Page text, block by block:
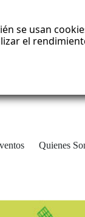
se usan
el
Quienes